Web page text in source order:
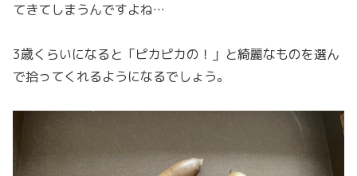
てきてしまうんですよね…
3歳くらいになると「ピカピカの！」と綺麗なものを選ん
で拾ってくれるようになるでしょう。